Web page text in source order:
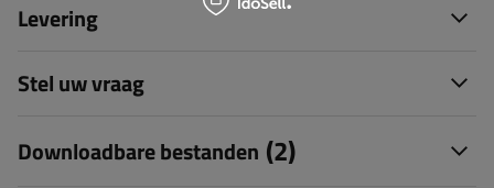
Levering
Stel uw vraag
Downloadbare bestanden (2)